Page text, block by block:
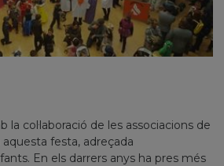
la col·laboració de les associacions de
festa, adreçada
En els darrers anys ha pres més